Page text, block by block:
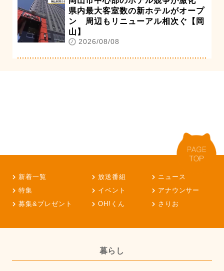
県内最大客室数の新ホテルがオープ
ン 周辺もリニューアル相次ぐ【岡
山】
2026/08/08
新着一覧 放送番組
ニュース
特集
イベント
アナウンサー
募集&プレゼント
OH!くん さりお
暮らし